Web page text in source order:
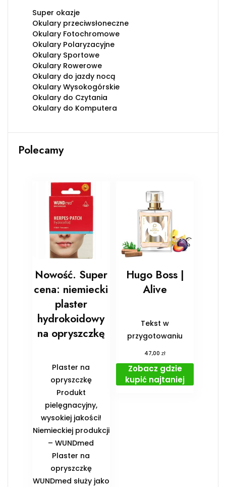
Super okazje
Okulary przeciwsłoneczne
Okulary Fotochromowe
Okulary Polaryzacyjne
Okulary Sportowe
Okulary Rowerowe
Okulary do jazdy nocą
Okulary Wysokogórskie
Okulary do Czytania
Okulary do Komputera
Polecamy
Nowość. Super
cena: niemiecki
plaster
hydrokoidowy
na opryszczkę
Plaster na
opryszczkę
Produkt
pielęgnacyjny,
wysokiej jakości!
Niemieckiej produkcji
– WUNDmed
Plaster na
opryszczkę
WUNDmed służy jako
Hugo Boss |
Alive
Tekst w
przygotowaniu
47,00zł
Zobacz gdzie
kupić najtaniej